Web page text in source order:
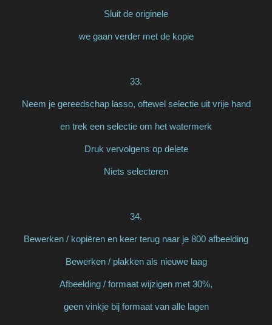
Sluit de originele
we gaan verder met de kopie
33.
Neem je gereedschap lasso, oftewel selectie uit vrije hand
en trek een selectie om het watermerk
Druk vervolgens op delete
Niets selecteren
34.
Bewerken / kopiëren en keer terug naar je 800 afbeelding
Bewerken / plakken als nieuwe laag
Afbeelding / formaat wijzigen met 30%,
geen vinkje bij formaat van alle lagen